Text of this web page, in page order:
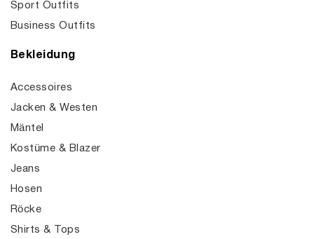
Sport Outfits
Business Outfits
Bekleidung
Accessoires
Jacken & Westen
Mäntel
Kostüme & Blazer
Jeans
Hosen
Röcke
Shirts & Tops